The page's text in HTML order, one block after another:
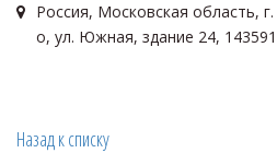
Россия, Московская область,
о, ул. Южная, здание 24, 143591
Назад к списку